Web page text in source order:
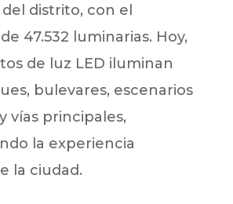
del distrito, con el
47.532 luminarias. Hoy,
de luz LED iluminan
bulevares, escenarios
vías principales,
la experiencia
la ciudad.